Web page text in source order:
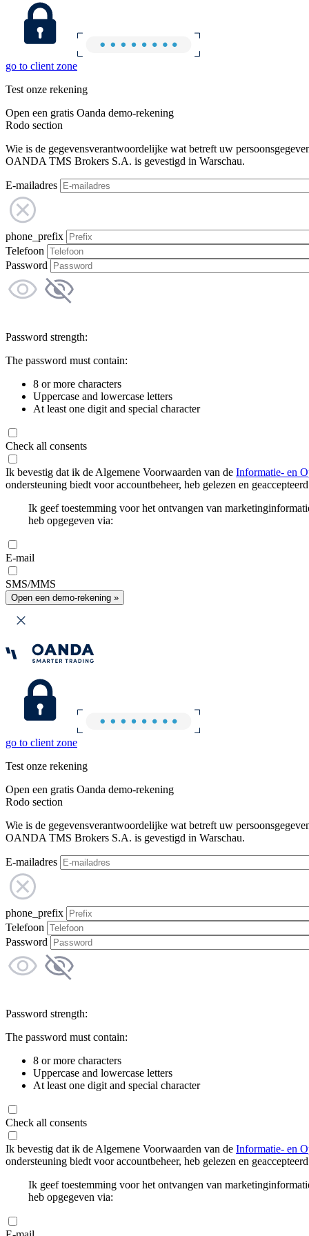
go to client zone
Test onze rekening
Open een gratis Oanda demo-rekening
Rodo section
Wie is de gegevensverantwoordelijke wat betreft uw
OANDA TMS Brokers S.A. is gevestigd in Warschau.
E-mailadres
phone_prefix
Telefoon
Password
Password strength:
The password must contain:
8 or more characters
Uppercase and lowercase letters
At least one digit and special character
Check all consents
Ik bevestig dat ik de Algemene Voorwaarden van de Informatie- en
ondersteuning biedt voor accountbeheer, heb gelezen en
Ik geef toestemming voor het ontvangen van
heb opgegeven via:
E-mail
SMS/MMS
Open een demo-rekening »
go to client zone
Test onze rekening
Open een gratis Oanda demo-rekening
Rodo section
Wie is de gegevensverantwoordelijke wat betreft uw
OANDA TMS Brokers S.A. is gevestigd in Warschau.
E-mailadres
phone_prefix
Telefoon
Password
Password strength:
The password must contain:
8 or more characters
Uppercase and lowercase letters
At least one digit and special character
Check all consents
Ik bevestig dat ik de Algemene Voorwaarden van de Informatie- en
ondersteuning biedt voor accountbeheer, heb gelezen en
Ik geef toestemming voor het ontvangen van
heb opgegeven via: